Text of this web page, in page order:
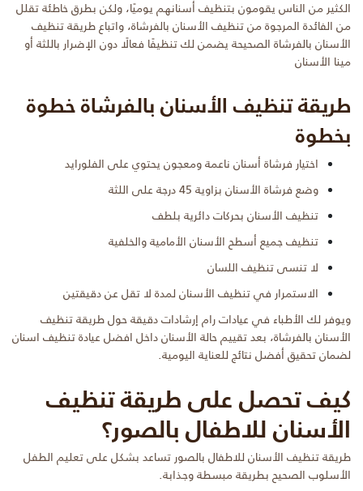
الكثير من الناس يقومون بتنظيف أسنانهم يوميًا، ولكن بطرق خاطئة تقلل
من الفائدة المرجوة من تنظيف الأسنان بالفرشاة، واتباع طريقة تنظيف
الأسنان بالفرشاة الصحيحة يضمن لك تنظيفًا فعالًا دون الإضرار باللثة أو
مينا الأسنان
طريقة تنظيف الأسنان بالفرشاة خطوة
بخطوة
اختيار فرشاة أسنان ناعمة ومعجون يحتوي على الفلورايد
وضع فرشاة الأسنان بزاوية 45 درجة على اللثة
تنظيف الأسنان بحركات دائرية بلطف
تنظيف جميع أسطح الأسنان الأمامية والخلفية
لا تنسى تنظيف اللسان
الاستمرار في تنظيف الأسنان لمدة لا تقل عن دقيقتين
ويوفر لك الأطباء في عيادات رام إرشادات دقيقة حول طريقة تنظيف
الأسنان بالفرشاة، بعد تقييم حالة الأسنان داخل افضل عيادة تنظيف اسنان
لضمان تحقيق أفضل نتائج للعناية اليومية.
كيف تحصل على طريقة تنظيف
الأسنان للاطفال بالصور؟
طريقة تنظيف الأسنان للاطفال بالصور تساعد بشكل على تعليم الطفل
الأسلوب الصحيح بطريقة مبسطة وجذابة.